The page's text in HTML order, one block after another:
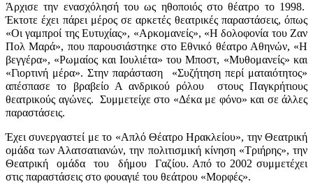
Άρχισε την ενασχόλησή του ως ηθοποιός στο θέατρο το 1998.
Έκτοτε έχει πάρει μέρος σε αρκετές θεατρικές παραστάσεις, όπως
«Οι γαμπροί της Ευτυχίας», «Αρκομανείς», «Η δολοφονία του Ζαν
Πολ Μαρά», που παρουσιάστηκε στο Εθνικό θέατρο Αθηνών, «Η
βεγγέρα», «Ρωμαίος και Ιουλιέτα» του Μποστ, «Μυθομανείς» και
«Γιορτινή μέρα». Στην παράσταση «Συζήτηση περί ματαιότητος»
απέσπασε το βραβείο Α ανδρικού ρόλου στους Παγκρήτιους
θεατρικούς αγώνες. Συμμετείχε στο «Δέκα με φόνο» και σε άλλες
παραστάσεις.
Έχει συνεργαστεί με το «Απλό Θέατρο Ηρακλείου», την Θεατρική
ομάδα των Αλατσατιανών, την πολιτισμική κίνηση «Τριήρης», την
Θεατρική ομάδα του δήμου Γαζίου. Από το 2002 συμμετέχει
στις παραστάσεις στο φουαγιέ του θεάτρου «Μορφές».